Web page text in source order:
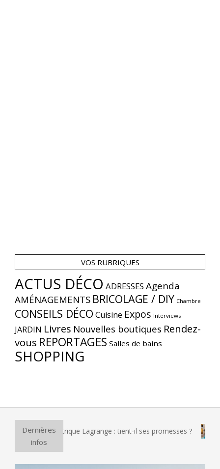
VOS RUBRIQUES
ACTUS DÉCO ADRESSES Agenda
AMÉNAGEMENTS BRICOLAGE / DIY Chambre
CONSEILS DÉCO Cuisine Expos Interviews
JARDIN Livres Nouvelles boutiques Rendez-
vous REPORTAGES Salles de bains
SHOPPING
Dernières
infos
électrique Lagrange : tient-il ses promesses ? Et si